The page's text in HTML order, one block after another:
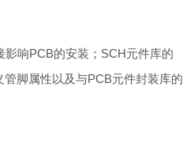
响PCB的安装；SCH元件库的
脚属性以及与PCB元件封装库的